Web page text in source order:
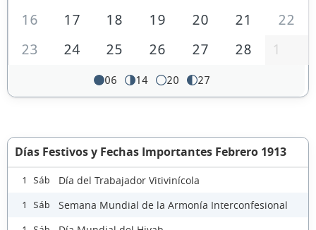
16
17 18 19 20 21
22
23
24 25 26 27 28 1
06 14 20 27
Días Festivos y Fechas Importantes Febrero 1913
1 Sáb Día del Trabajador Vitivinícola
1 Sáb Semana Mundial de la Armonía Interconfesional